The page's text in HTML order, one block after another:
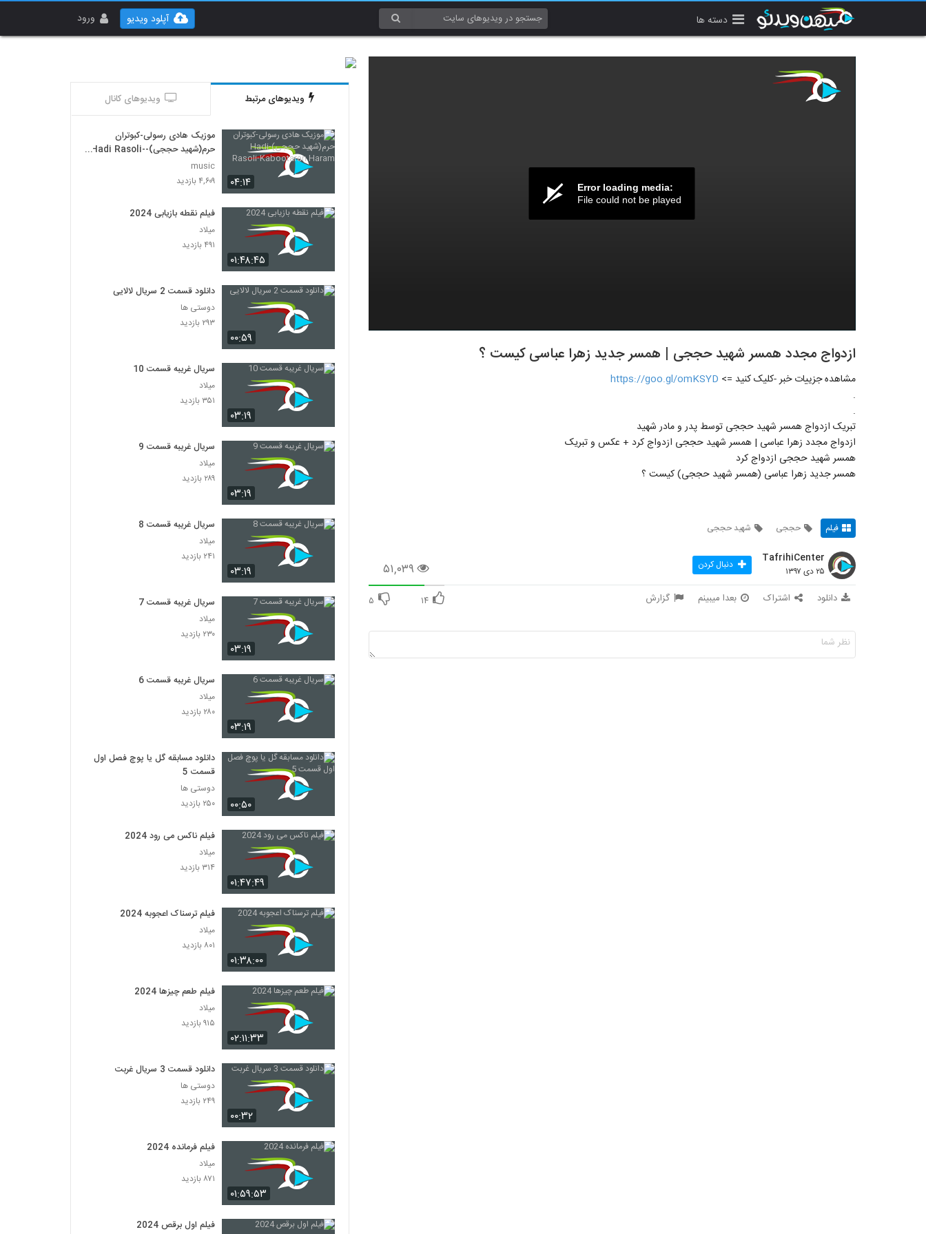
دسته ها ورود آپلود ویدیو
Error loading media:
File could not be played
ازدواج مجدد همسر شهید حججی | همسر جدید زهرا عباسی کیست ؟
مشاهده جزییات خبر -کلیک کنید => https://goo.gl/omKSYD
.
.
تبریک ازدواج همسر شهید حججی توسط پدر و مادر شهید
ازدواج مجدد زهرا عباسی | همسر شهید حججی ازدواج کرد + عکس و تبریک
همسر شهید حججی ازدواج کرد
همسر جدید زهرا عباسی (همسر شهید حججی) کیست ؟
فیلم حججی شهید حججی
۵۱,۰۳۹
TafrihiCenter
۲۵ دی ۱۳۹۷ دنبال کردن
دانلود اشتراک بعدا میبینم گزارش ۱۴ ۵
ویدیوهای مرتبط ویدیوهای کانال
۰۴:۱۴
موزیک هادی رسولی-کبوتران
حرم(شهید حججی)-Hadi Rasoli-
Kabootaran Haram
music
۴,۶۰۹ بازدید
۰۱:۴۸:۴۵
فیلم نقطه بازیابی 2024
میلاد
۴۹۱ بازدید
۰۰:۵۹
دانلود قسمت 2 سریال لالایی
دوستی ها
۲۹۳ بازدید
۰۳:۱۹
سریال غریبه قسمت 10
میلاد
۳۵۱ بازدید
۰۳:۱۹
سریال غریبه قسمت 9
میلاد
۲۸۹ بازدید
۰۳:۱۹
سریال غریبه قسمت 8
میلاد
۲۴۱ بازدید
۰۳:۱۹
سریال غریبه قسمت 7
میلاد
۲۳۰ بازدید
۰۳:۱۹
سریال غریبه قسمت 6
میلاد
۲۸۰ بازدید
۰۰:۵۰
دانلود مسابقه گل یا پوچ فصل اول
قسمت 5
دوستی ها
۲۵۰ بازدید
۰۱:۴۷:۴۹
فیلم ناکس می رود 2024
میلاد
۳۱۴ بازدید
۰۱:۳۸:۰۰
فیلم ترسناک اعجوبه 2024
میلاد
۸۰۱ بازدید
۰۲:۱۱:۳۳
فیلم طعم چیزها 2024
میلاد
۹۱۵ بازدید
۰۰:۳۲
دانلود قسمت 3 سریال غربت
دوستی ها
۲۴۹ بازدید
۰۱:۵۹:۵۳
فیلم فرمانده 2024
میلاد
۸۷۱ بازدید
فیلم اول برقص 2024